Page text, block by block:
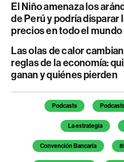
El Niño amenaza los
de Perú y podría disparar
precios en todo el mundo
Las olas de calor
reglas de la economía:
ganan y quiénes pierden
Temas de este artículo
Podcasts
La estrategia
Convención Bancaria